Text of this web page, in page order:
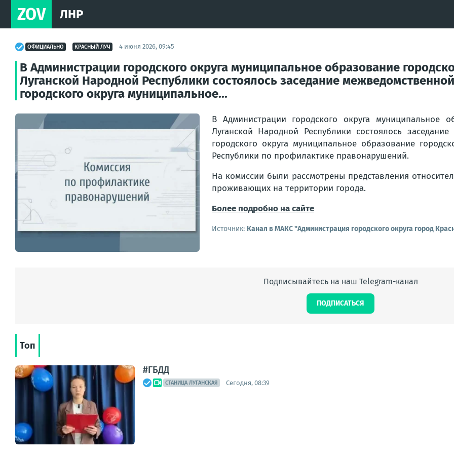
ZOV ЛНР
ОФИЦИАЛЬНО КРАСНЫЙ ЛУЧ 4 июня 2026, 09:45
В Администрации городского округа муниципальное образование
Луганской Народной Республики состоялось заседание
городского округа муниципальное...
В Администрации городского округа муниципальное
Луганской Народной Республики состоялось
городского округа муниципальное образование
Республики по профилактике правонарушений.
На комиссии были рассмотрены представления
проживающих на территории города.
Более подробно на сайте
Источник: Канал в МАКС "Администрация городского округа город
Подписывайтесь на наш Telegram-канал
ПОДПИСАТЬСЯ
Топ
#ГБДД
СТАНИЦА ЛУГАНСКАЯ Сегодня, 08:39